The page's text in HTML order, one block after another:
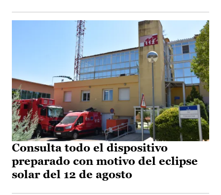
Consulta todo el dispositivo
preparado con motivo del eclipse
solar del 12 de agosto